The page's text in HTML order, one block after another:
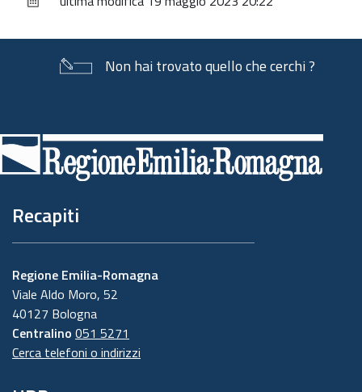
documento
Non hai trovato quello che cerchi ?
di
pagina
Recapiti
Regione Emilia-Romagna
Viale Aldo Moro, 52
40127 Bologna
Centralino 051 5271
Cerca telefoni o indirizzi